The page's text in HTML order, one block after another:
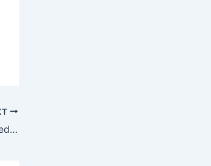
Portsmouth – Manchester United 1:1 (0:1)